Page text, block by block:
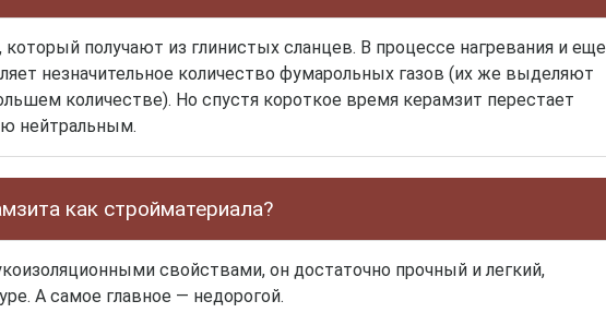
получают из глинистых сланцев. В процессе нагревания и еще
незначительное количество фумарольных газов (их же выделяют
количестве). Но спустя короткое время керамзит перестает
нейтральным.
как стройматериала?
свойствами, он достаточно прочный и легкий,
А самое главное — недорогой.